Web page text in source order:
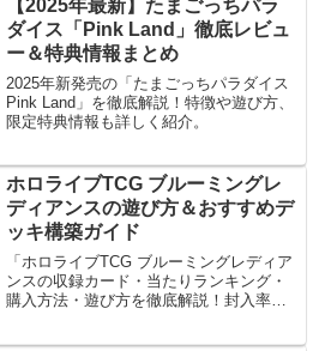
【2025年最新】たまごっちパラ
ダイス「Pink Land」徹底レビュ
ー＆特典情報まとめ
2025年新発売の「たまごっちパラダイス
Pink Land」を徹底解説！特徴や遊び方、
限定特典情報も詳しく紹介。
ホロライブTCG ブルーミングレ
ディアンスの遊び方＆おすすめデ
ッキ構築ガイド
「ホロライブTCG ブルーミングレディア
ンスの収録カード・当たりランキング・
購入方法・遊び方を徹底解説！封入率や